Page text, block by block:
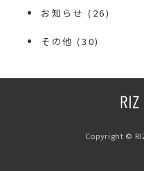
お知らせ (26)
その他 (30)
Copyright ©